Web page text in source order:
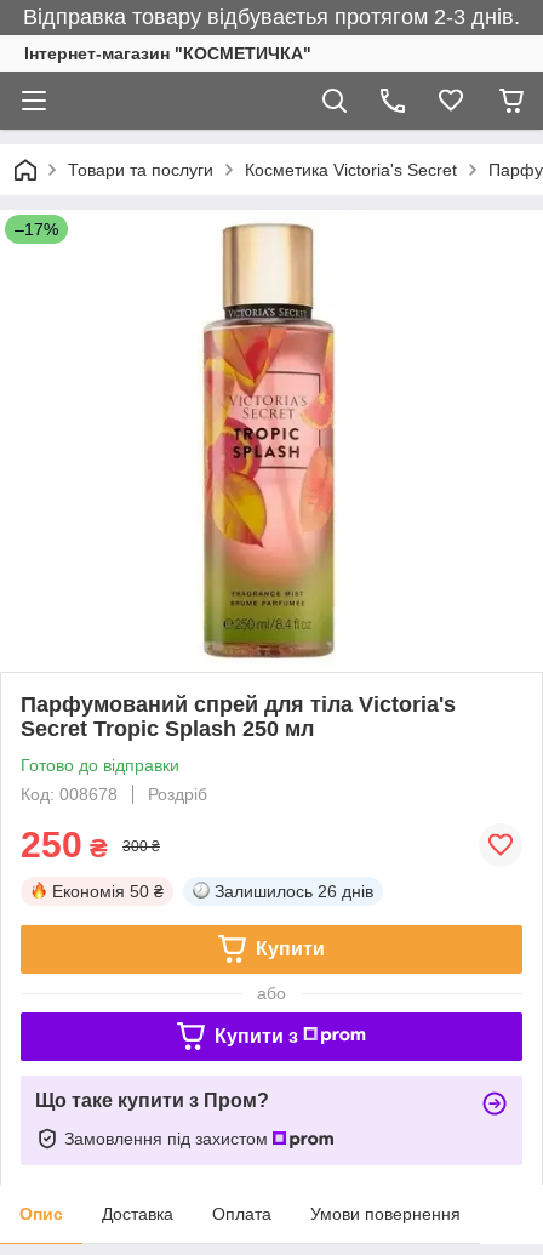
Відправка товару відбуваєтья протягом 2-3 днів.
Інтернет-магазин "КОСМЕТИЧКА"
Товари та послуги Косметика Victoria's Secret
–17%
Парфумований спрей для тіла Victoria's
Secret Tropic Splash 250 мл
Готово до відправки
Код: 008678
Роздріб
250 ₴ 300 ₴
Економія 50 ₴ Залишилось 26 днів
Купити
або
Купити з
Що таке купити з Пром?
Замовлення під захистом
Опис Доставка Оплата Умови повернення